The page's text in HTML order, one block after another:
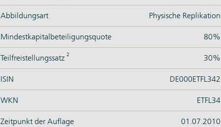
Abbildungsart Physische Replikation
Mindestkapitalbeteiligungsquote 80%
Teilfreistellungssatz 2 30%
ISIN DE000ETFL342
WKN ETFL34
Zeitpunkt der Auflage 01.07.2010